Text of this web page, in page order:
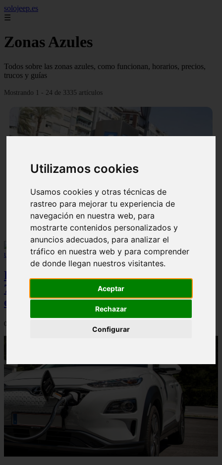
Utilizamos cookies
Usamos cookies y otras técnicas de
rastreo para mejorar tu experiencia de
navegación en nuestra web, para
mostrarte contenidos personalizados y
anuncios adecuados, para analizar el
tráfico en nuestra web y para comprender
de donde llegan nuestros visitantes.
Aceptar
Rechazar
Configurar
solojeep.es
☰
Zonas Azules
Todos sobre las zonas azules, como funcionan, horarios, precios,
trucos y guías
Mostrando 1 - 24 de 3335 artículos
▷ Zona Azul Córdoba 《 Horarios y Tarifas 2024 》
Peugeot acelera en el mercado español:
7.062 matriculaciones y un 5,9% de cuota
en julio
06/08/2026